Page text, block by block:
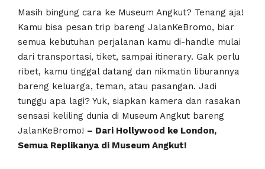
Masih bingung cara ke Museum Angkut? Tenang aja!
Kamu bisa pesan trip bareng JalanKeBromo, biar
semua kebutuhan perjalanan kamu di-handle mulai
dari transportasi, tiket, sampai itinerary. Gak perlu
ribet, kamu tinggal datang dan nikmatin liburannya
bareng keluarga, teman, atau pasangan. Jadi
tunggu apa lagi? Yuk, siapkan kamera dan rasakan
sensasi keliling dunia di Museum Angkut bareng
JalanKeBromo! – Dari Hollywood ke London,
Semua Replikanya di Museum Angkut!